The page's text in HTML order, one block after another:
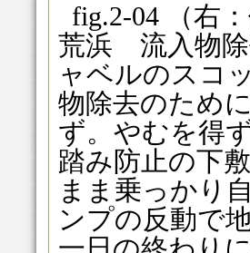
fig.2-04 （右
荒浜 流入物除
ャベルのスコ
物除去のため
ず。やむを得
踏み防止の下
まま乗っかり
ンプの反動で